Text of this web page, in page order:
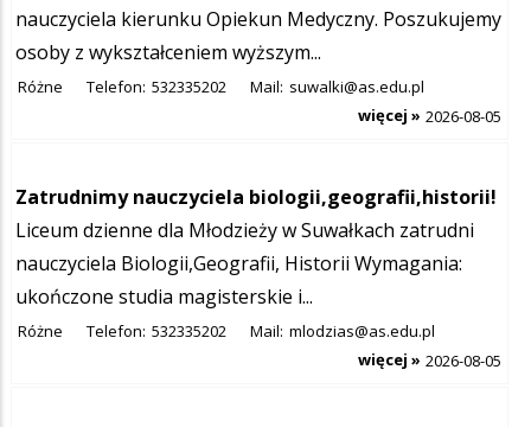
nauczyciela kierunku Opiekun Medyczny. Poszukujemy
osoby z wykształceniem wyższym...
Różne Telefon: 532335202 Mail: suwalki@as.edu.pl
2026-08-05
więcej »
Zatrudnimy nauczyciela biologii,geografii,historii!
Liceum dzienne dla Młodzieży w Suwałkach zatrudni
nauczyciela Biologii,Geografii, Historii Wymagania:
ukończone studia magisterskie i...
Różne Telefon: 532335202 Mail: mlodzias@as.edu.pl
2026-08-05
więcej »